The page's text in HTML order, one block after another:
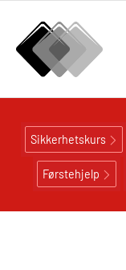
Sikkerhetskurs
Førstehjelp